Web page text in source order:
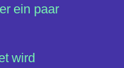
ein paar
wird